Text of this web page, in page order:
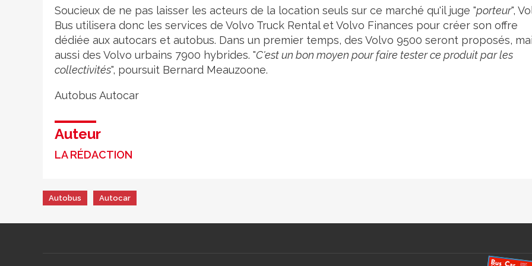
Soucieux de ne pas laisser les acteurs de la location seuls sur ce marché qu'il juge "porteur",
Bus utilisera donc les services de Volvo Truck Rental et Volvo Finances pour créer son offre
dédiée aux autocars et autobus. Dans un premier temps, des Volvo 9500 seront proposés,
aussi des Volvo urbains 7900 hybrides. "C'est un bon moyen pour faire tester ce produit par les
collectivités", poursuit Bernard Meauzoone.
Autobus Autocar
Auteur
LA RÉDACTION
Autobus Autocar